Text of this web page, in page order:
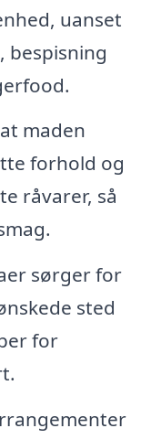
uanset
bespisning
maden
forhold og
råvarer, så
sørger for
sted
for